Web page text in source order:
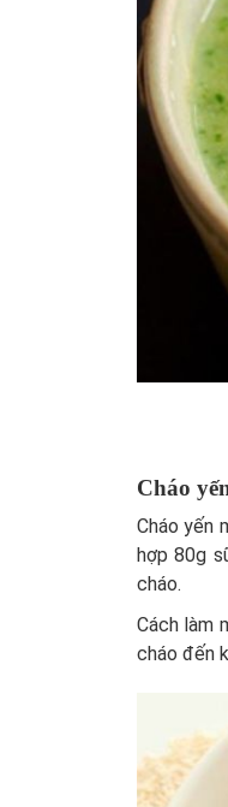
Cháo
Cháo yến
hợp 80g
cháo.
Cách làm
cháo đến